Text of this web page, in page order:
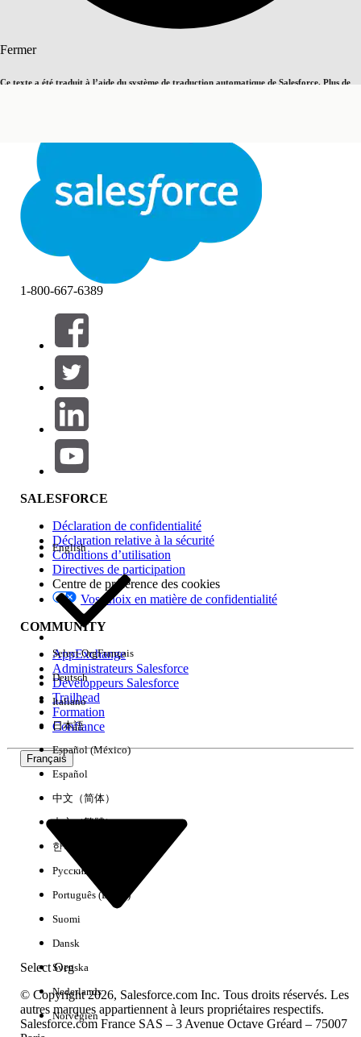
Fermer
Ce texte a été traduit à l’aide du système de traduction automatique de Salesforce. Plus de
Fermer
Filtres (0)
SÉLECTIONNER DES FILTRES
Gamme de produits
Impact des fonctionnalités
Edition
Expérience
Aucun résultat
1-800-667-6389
SALESFORCE
Déclaration de confidentialité
Déclaration relative à la sécurité
Conditions d’utilisation
Directives de participation
Centre de préférence des cookies
Vos choix en matière de confidentialité
COMMUNITY
AppExchange
Administrateurs Salesforce
Développeurs Salesforce
Trailhead
Formation
Confiance
Français
Select Org
English
Select OrgFrançais
Deutsch
Italiano
日本語
Español (México)
Español
中文（简体）
中文（繁體）
한국어
Русский
Português (Brasil)
Suomi
Dansk
Svenska
Nederlands
Norvégien
© Copyright 2026, Salesforce.com Inc. Tous droits réservés. Les
autres marques appartiennent à leurs propriétaires respectifs.
Salesforce.com France SAS – 3 Avenue Octave Gréard – 75007